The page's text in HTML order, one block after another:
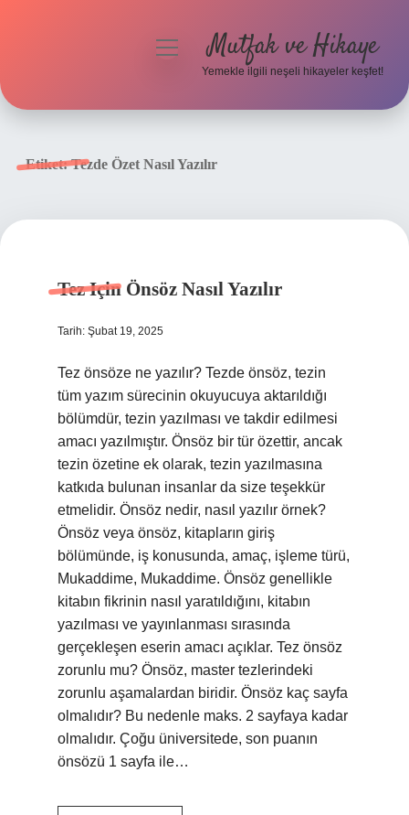
menüyüMutfak ve Hikaye
Yemekle ilgili neşeli hikayeler keşfet!
Etiket:Tezde Özet Nasıl Yazılır
Tez Için Önsöz Nasıl Yazılır
Tarih: Şubat 19, 2025
Tez önsöze ne yazılır? Tezde önsöz, tezin
tüm yazım sürecinin okuyucuya aktarıldığı
bölümdür, tezin yazılması ve takdir edilmesi
amacı yazılmıştır. Önsöz bir tür özettir, ancak
tezin özetine ek olarak, tezin yazılmasına
katkıda bulunan insanlar da size teşekkür
etmelidir. Önsöz nedir, nasıl yazılır örnek?
Önsöz veya önsöz, kitapların giriş
bölümünde, iş konusunda, amaç, işleme türü,
Mukaddime, Mukaddime. Önsöz genellikle
kitabın fikrinin nasıl yaratıldığını, kitabın
yazılması ve yayınlanması sırasında
gerçekleşen eserin amacı açıklar. Tez önsöz
zorunlu mu? Önsöz, master tezlerindeki
zorunlu aşamalardan biridir. Önsöz kaç sayfa
olmalıdır? Bu nedenle maks. 2 sayfaya kadar
olmalıdır. Çoğu üniversitede, son puanın
önsözü 1 sayfa ile…